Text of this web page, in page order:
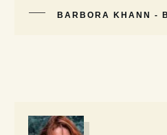
BARBORA KHANN -